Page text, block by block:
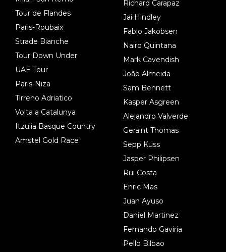
Tour de Flandes
Paris-Roubaix
Strade Bianche
Tour Down Under
UAE Tour
Paris-Niza
Tirreno Adriatico
Volta a Catalunya
Itzulia Basque Country
Amstel Gold Race
Richard Carapaz
Jai Hindley
Fabio Jakobsen
Nairo Quintana
Mark Cavendish
João Almeida
Sam Bennett
Kasper Asgreen
Alejandro Valverde
Geraint Thomas
Sepp Kuss
Jasper Philipsen
Rui Costa
Enric Mas
Juan Ayuso
Daniel Martinez
Fernando Gaviria
Pello Bilbao